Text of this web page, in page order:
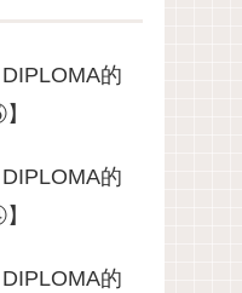
的
的
的